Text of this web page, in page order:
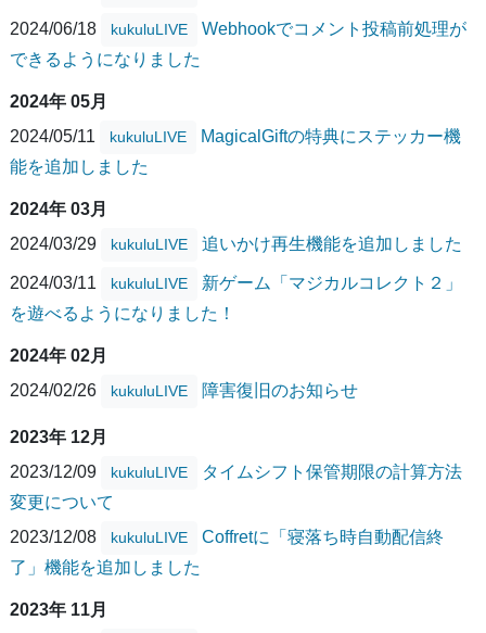
2024/06/18 kukuluLIVE
Webhookでコメント投稿前処理が
できるようになりました
2024年 05月
2024/05/11
kukuluLIVE
MagicalGiftの特典にステッカー機
能を追加しました
2024年 03月
2024/03/29
kukuluLIVE 追いかけ再生機能を追加しました
2024/03/11 kukuluLIVE
新ゲーム「マジカルコレクト２」
を遊べるようになりました！
2024年 02月
2024/02/26
kukuluLIVE 障害復旧のお知らせ
2023年 12月
2023/12/09
kukuluLIVE
タイムシフト保管期限の計算方法
変更について
2023/12/08
kukuluLIVE
Coffretに「寝落ち時自動配信終
了」機能を追加しました
2023年 11月